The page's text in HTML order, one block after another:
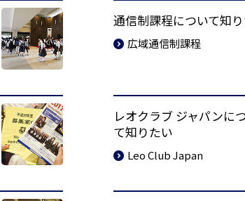
通信制課程について知
広域通信制課程
レオクラブ ジャパンに
て知りたい
Leo Club Japan